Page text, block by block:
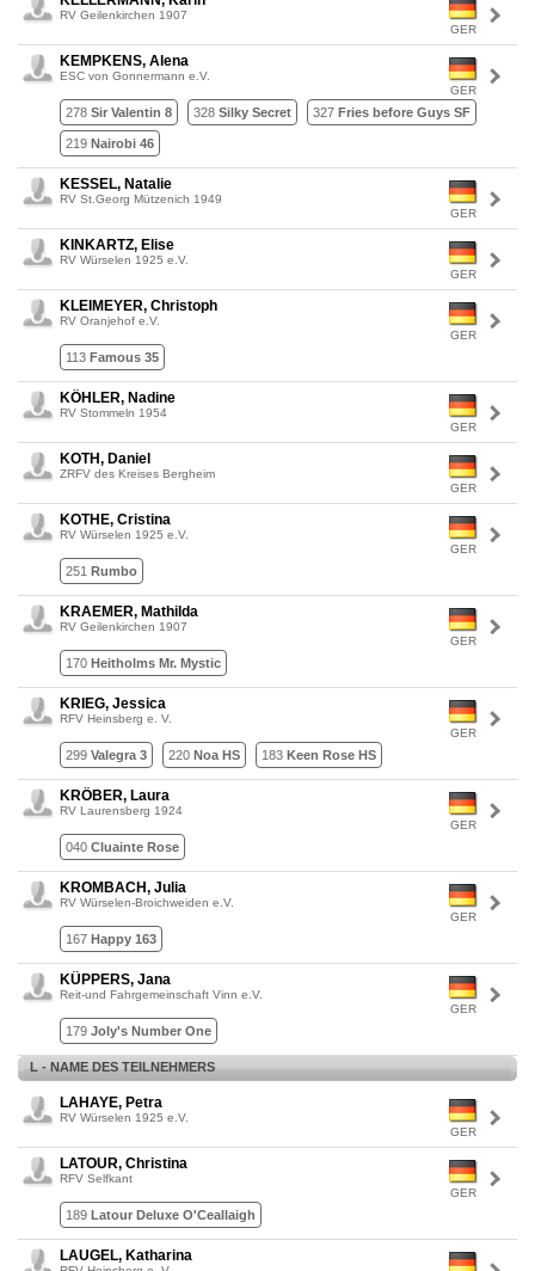
GER
RV Geilenkirchen 1907
GER
KEMPKENS, Alena
ESC von Gonnermann e.V.
278 Sir Valentin 8 328 Silky Secret 327 Fries before Guys SF
219 Nairobi 46
GER
KESSEL, Natalie
RV St.Georg Mützenich 1949
GER
KINKARTZ, Elise
RV Würselen 1925 e.V.
GER
KLEIMEYER, Christoph
RV Oranjehof e.V.
113 Famous 35
GER
KÖHLER, Nadine
RV Stommeln 1954
GER
KOTH, Daniel
ZRFV des Kreises Bergheim
GER
KOTHE, Cristina
RV Würselen 1925 e.V.
251 Rumbo
GER
KRAEMER, Mathilda
RV Geilenkirchen 1907
170 Heitholms Mr. Mystic
GER
KRIEG, Jessica
RFV Heinsberg e. V.
299 Valegra 3 220 Noa HS 183 Keen Rose HS
GER
KRÖBER, Laura
RV Laurensberg 1924
040 Cluainte Rose
GER
KROMBACH, Julia
RV Würselen-Broichweiden e.V.
167 Happy 163
GER
KÜPPERS, Jana
Reit-und Fahrgemeinschaft Vinn e.V.
179 Joly's Number One
L - NAME DES TEILNEHMERS
GER
LAHAYE, Petra
RV Würselen 1925 e.V.
GER
LATOUR, Christina
RFV Selfkant
189 Latour Deluxe O'Ceallaigh
LAUGEL, Katharina